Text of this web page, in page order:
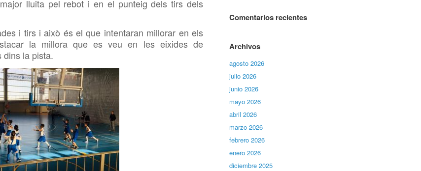
lluita pel rebot i en el punteig dels tirs dels
i tirs i això és el que intentaran millorar en els
la millora que es veu en les eixides de
dins la pista.
Comentarios recientes
Archivos
agosto 2026
julio 2026
junio 2026
mayo 2026
abril 2026
marzo 2026
febrero 2026
enero 2026
diciembre 2025